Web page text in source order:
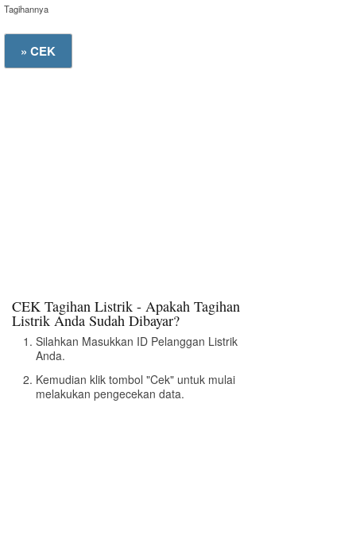
Tagihannya
CEK Tagihan Listrik - Apakah Tagihan
Listrik Anda Sudah Dibayar?
Silahkan Masukkan ID Pelanggan Listrik
Anda.
Kemudian klik tombol "Cek" untuk mulai
melakukan pengecekan data.